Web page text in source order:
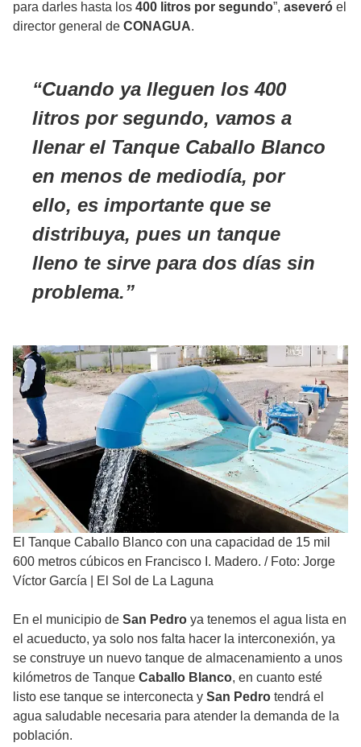
para darles hasta los 400 litros por segundo”, aseveró el
director general de CONAGUA.
Cuando ya lleguen los 400
litros por segundo, vamos a
llenar el Tanque Caballo Blanco
en menos de mediodía, por
ello, es importante que se
distribuya, pues un tanque
lleno te sirve para dos días sin
problema.
El Tanque Caballo Blanco con una capacidad de 15 mil
600 metros cúbicos en Francisco I. Madero. / Foto: Jorge
Víctor García | El Sol de La Laguna
En el municipio de San Pedro ya tenemos el agua lista en
el acueducto, ya solo nos falta hacer la interconexión, ya
se construye un nuevo tanque de almacenamiento a unos
kilómetros de Tanque Caballo Blanco, en cuanto esté
listo ese tanque se interconecta y San Pedro tendrá el
agua saludable necesaria para atender la demanda de la
población.